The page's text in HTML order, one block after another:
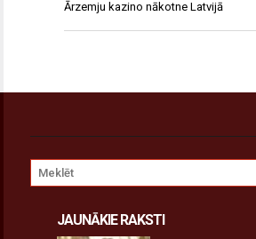
Ārzemju kazino nākotne Latvijā
JAUNĀKIE RAKSTI